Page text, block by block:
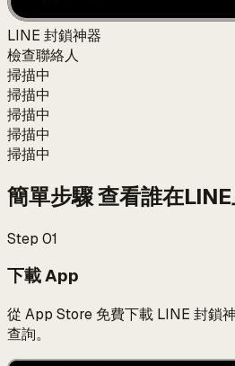
LINE 封鎖神器
檢查聯絡人
掃描中
掃描中
掃描中
掃描中
掃描中
簡單步驟查看誰在
Step 01
下載 App
從 App Store 免費下載 LINE 封鎖
查詢。